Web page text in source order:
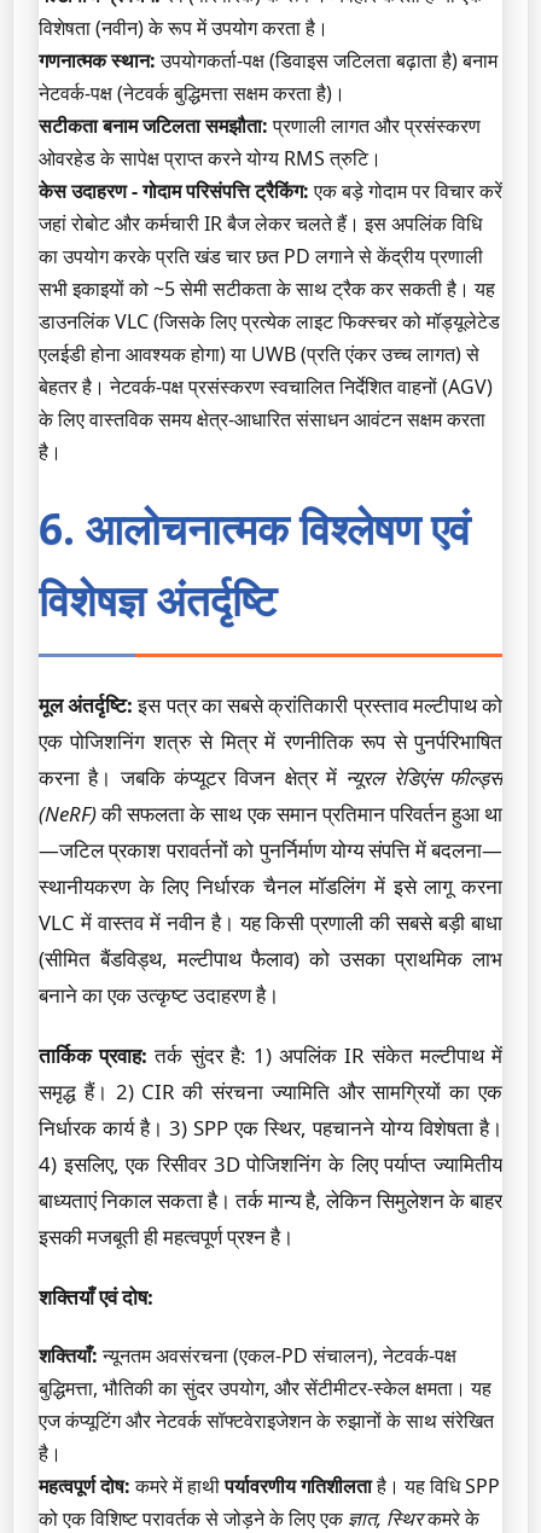
विशेषता (नवीन) के रूप में उपयोग करता है।
गणनात्मक स्थान:उपयोगकर्ता-पक्ष (डिवाइस जटिलता बढ़ाता है) बनाम
नेटवर्क-पक्ष (नेटवर्क बुद्धिमत्ता सक्षम करता है)।
सटीकता बनाम जटिलता समझौता:प्रणाली लागत और प्रसंस्करण
ओवरहेड के सापेक्ष प्राप्त करने योग्य RMS त्रुटि।
केस उदाहरण - गोदाम परिसंपत्ति ट्रैकिंग:एक बड़े गोदाम पर विचार करें
जहां रोबोट और कर्मचारी IR बैज लेकर चलते हैं। इस अपलिंक विधि
का उपयोग करके प्रति खंड चार छत PD लगाने से केंद्रीय प्रणाली
सभी इकाइयों को ~5 सेमी सटीकता के साथ ट्रैक कर सकती है। यह
डाउनलिंक VLC (जिसके लिए प्रत्येक लाइट फिक्स्चर को मॉड्यूलेटेड
एलईडी होना आवश्यक होगा) या UWB (प्रति एंकर उच्च लागत) से
बेहतर है। नेटवर्क-पक्ष प्रसंस्करण स्वचालित निर्देशित वाहनों (AGV)
के लिए वास्तविक समय क्षेत्र-आधारित संसाधन आवंटन सक्षम करता
है।
6. आलोचनात्मक विश्लेषण एवं
विशेषज्ञ अंतर्दृष्टि
मूल अंतर्दृष्टि:इस पत्र का सबसे क्रांतिकारी प्रस्ताव मल्टीपाथ को
एक पोजिशनिंग शत्रु से मित्र में रणनीतिक रूप से पुनर्परिभाषित
करना है। जबकि कंप्यूटर विजन क्षेत्र में न्यूरल रेडिएंस फील्ड्स
(NeRF)की सफलता के साथ एक समान प्रतिमान परिवर्तन हुआ था
—जटिल प्रकाश परावर्तनों को पुनर्निर्माण योग्य संपत्ति में बदलना—
स्थानीयकरण के लिए निर्धारक चैनल मॉडलिंग में इसे लागू करना
VLC में वास्तव में नवीन है। यह किसी प्रणाली की सबसे बड़ी बाधा
(सीमित बैंडविड्थ, मल्टीपाथ फैलाव) को उसका प्राथमिक लाभ
बनाने का एक उत्कृष्ट उदाहरण है।
तार्किक प्रवाह: तर्क सुंदर है: 1) अपलिंक IR संकेत मल्टीपाथ में
समृद्ध हैं। 2) CIR की संरचना ज्यामिति और सामग्रियों का एक
निर्धारक कार्य है। 3) SPP एक स्थिर, पहचानने योग्य विशेषता है।
4) इसलिए, एक रिसीवर 3D पोजिशनिंग के लिए पर्याप्त ज्यामितीय
बाध्यताएं निकाल सकता है। तर्क मान्य है, लेकिन सिमुलेशन के बाहर
इसकी मजबूती ही महत्वपूर्ण प्रश्न है।
शक्तियाँ एवं दोष:
शक्तियाँ:न्यूनतम अवसंरचना (एकल-PD संचालन), नेटवर्क-पक्ष
बुद्धिमत्ता, भौतिकी का सुंदर उपयोग, और सेंटीमीटर-स्केल क्षमता। यह
एज कंप्यूटिंग और नेटवर्क सॉफ्टवेराइजेशन के रुझानों के साथ संरेखित
है।
महत्वपूर्ण दोष:कमरे में हाथीपर्यावरणीय गतिशीलताहै। यह विधि SPP
को एक विशिष्ट परावर्तक से जोड़ने के लिए एकज्ञात, स्थिरकमरे के